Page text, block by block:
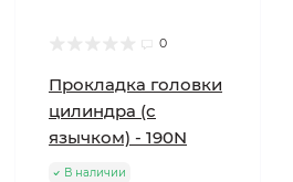
0
Прокладка головки
цилиндра (с
язычком) - 190N
В наличии